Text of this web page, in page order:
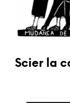
Scier la